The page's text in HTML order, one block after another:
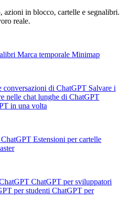
in blocco, cartelle e segnalibri.
reale.
Marca temporale Minimap
conversazioni di ChatGPT Salvare i
nelle chat lunghe di ChatGPT
in una volta
Estensioni per cartelle
ChatGPT per sviluppatori
per studenti ChatGPT per